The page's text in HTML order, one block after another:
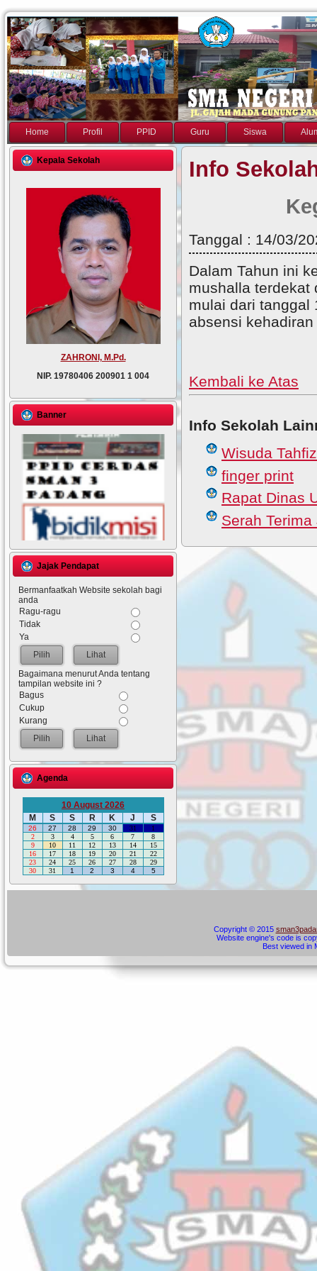
Home Profil PPID Guru Siswa
Kepala Sekolah
ZAHRONI, M.Pd.
NIP. 19780406 200901 1 004
Banner
Jajak Pendapat
Bermanfaatkah Website sekolah bagi
anda
Ragu-ragu
Tidak
Ya
Lihat
Bagaimana menurut Anda tentang
tampilan website ini ?
Bagus
Cukup
Kurang
Lihat
Agenda
10 August 2026
M
S S R K J S
26 27 28 29 30 31
1
2
3 4 5 6 7
8
9
10 11 12 13 14
15
16
17 18 19 20 21
22
23
24 25 26 27 28
29
30
31 1 2 3 4 5
Info
Tanggal : 14/03/
Dalam Tahun ini
mushalla terdekat
mulai dari tanggal
absensi
Kembali ke Atas
Info Sekolah
Wisuda
finger print
Rapat Dinas
Serah
Copyright © 2015
Website engine's code is
Best viewed in